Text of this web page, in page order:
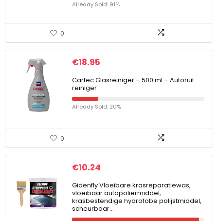
Already Sold: 91%
0
€18.95
Cartec Glasreiniger – 500 ml – Autoruit
reiniger
Already Sold: 20%
0
€10.24
Gidenfly Vloeibare krasreparatiewas,
vloeibaar autopoliermiddel,
krasbestendige hydrofobe polijstmiddel,
scheurbaar…